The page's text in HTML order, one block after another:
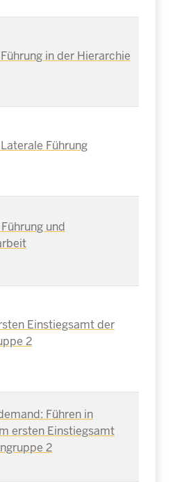
in der Hierarchie
Führung
und
Einstiegsamt der
2
Führen in
ersten Einstiegsamt
2